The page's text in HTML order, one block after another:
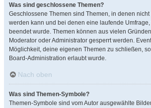
Was sind geschlossene Themen?
Geschlossene Themen sind Themen, in denen
werden kann und bei denen eine laufende
beendet wurde. Themen können aus vielen
Moderator oder Administrator gesperrt werden.
Möglichkeit, deine eigenen Themen zu schließen,
Board-Administration erlaubt wurde.
Nach oben
Was sind Themen-Symbole?
Themen-Symbole sind vom Autor ausgewählte